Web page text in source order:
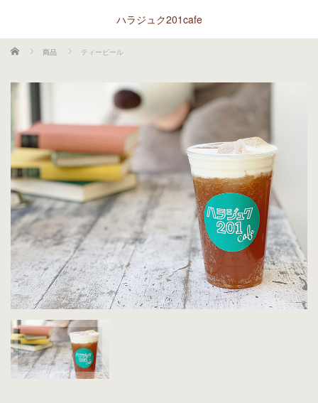
ハラジュク201cafe
ホーム 商品 ティービール